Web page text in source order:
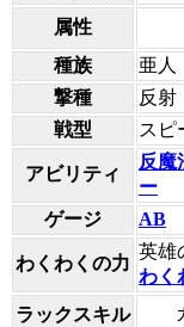
属性
種族
亜人
撃種
反射
戦型
スピ
アビリティ
反魔
ー
ゲージ
AB
わくわくの力
英雄
わく
ラックスキル